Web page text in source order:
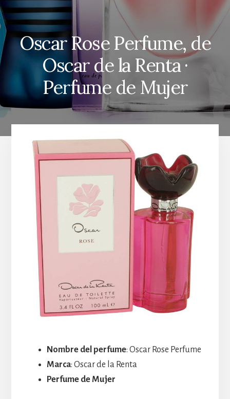
Oscar Rose Perfume, de
Oscar de la Renta ·
Perfume de Mujer
Nombre del perfume: Oscar Rose Perfume
Marca: Oscar de la Renta
Perfume de Mujer